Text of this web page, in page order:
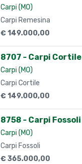
Carpi (MO)
Carpi Remesina
€ 149.000,00
8707 - Carpi Cortile
Carpi (MO)
Carpi Cortile
€ 149.000,00
8758 - Carpi Fossoli
Carpi (MO)
Carpi Fossoli
€ 365.000,00